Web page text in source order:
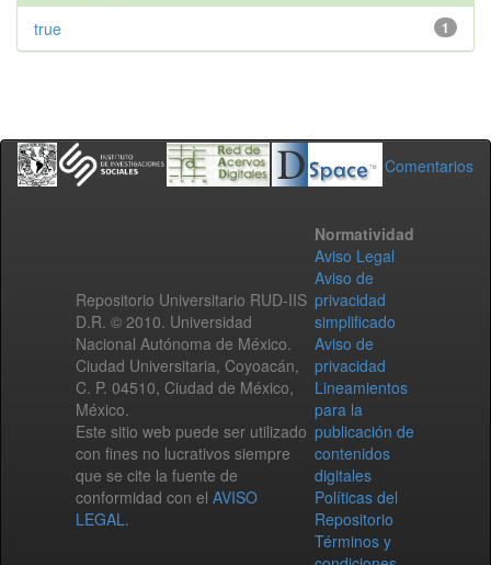
1
true
Comentarios
Repositorio Universitario RUD-IIS
D.R. © 2010. Universidad
Nacional Autónoma de México.
Ciudad Universitaria, Coyoacán,
C. P. 04510, Ciudad de México,
México.
Este sitio web puede ser utilizado
con fines no lucrativos siempre
que se cite la fuente de
conformidad con el AVISO
LEGAL.
Normatividad
Aviso Legal
Aviso de
privacidad
simplificado
Aviso de
privacidad
Lineamientos
para la
publicación de
contenidos
digitales
Políticas del
Repositorio
Términos y